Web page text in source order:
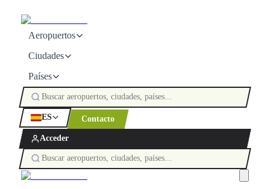
Aeropuertos
Ciudades
Países
ES Contacto
Acceder